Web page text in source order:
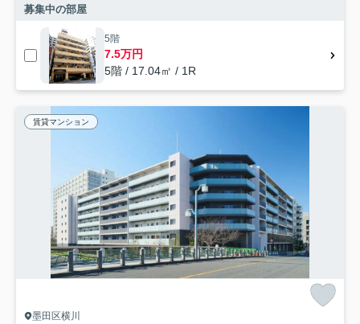
募集中の部屋
5階
7.5万円
5階 / 17.04㎡ / 1R
賃貸マンション
墨田区横川